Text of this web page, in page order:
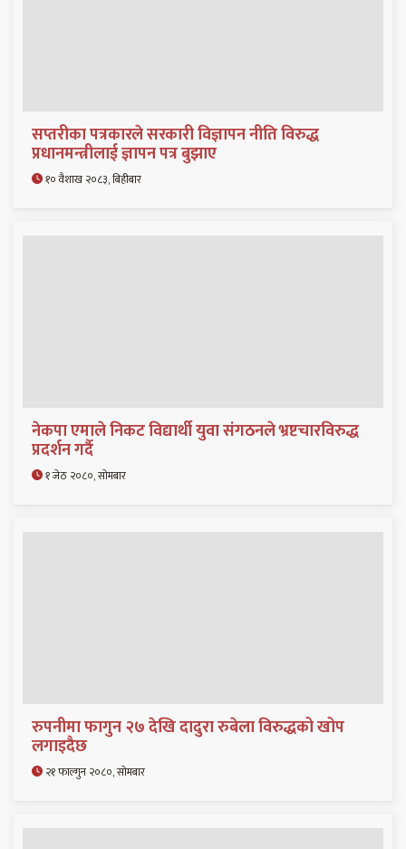
सप्तरीका पत्रकारले सरकारी विज्ञापन नीति विरुद्ध
प्रधानमन्त्रीलाई ज्ञापन पत्र बुझाए
१० वैशाख २०८३, बिहीबार
नेकपा एमाले निकट विद्यार्थी युवा संगठनले भ्रष्टचारविरुद्ध
प्रदर्शन गर्दै
१ जेठ २०८०, सोमबार
रुपनीमा फागुन २७ देखि दादुरा रुबेला विरुद्धको खोप
लगाइदैछ
२१ फाल्गुन २०८०, सोमबार